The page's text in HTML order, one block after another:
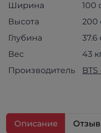
Ширина
100
Высота
200
Глубина
37.6
Вес
43
Производитель
Описание